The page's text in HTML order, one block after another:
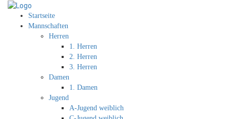
Startseite
Mannschaften
Herren
1. Herren
2. Herren
3. Herren
Damen
1. Damen
Jugend
A-Jugend weiblich